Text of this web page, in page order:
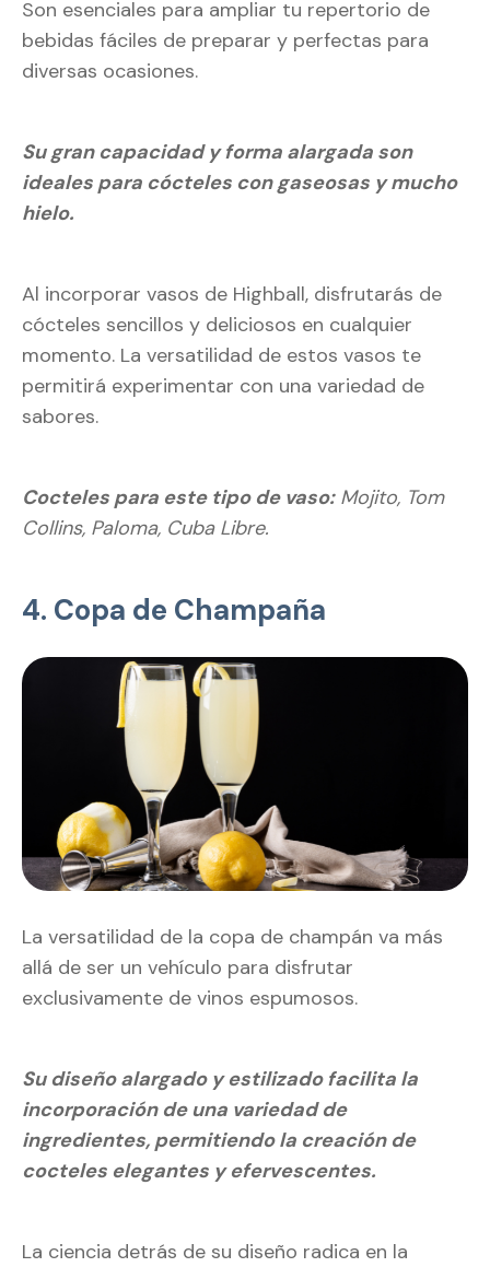
Son esenciales para ampliar tu repertorio de
bebidas fáciles de preparar y perfectas para
diversas ocasiones.
Su gran capacidad y forma alargada son
ideales para cócteles con gaseosas y mucho
hielo.
Al incorporar vasos de Highball, disfrutarás de
cócteles sencillos y deliciosos en cualquier
momento. La versatilidad de estos vasos te
permitirá experimentar con una variedad de
sabores.
Cocteles para este tipo de vaso: Mojito, Tom
Collins, Paloma, Cuba Libre.
4. Copa de Champaña
La versatilidad de la copa de champán va más
allá de ser un vehículo para disfrutar
exclusivamente de vinos espumosos.
Su diseño alargado y estilizado facilita la
incorporación de una variedad de
ingredientes, permitiendo la creación de
cocteles elegantes y efervescentes.
La ciencia detrás de su diseño radica en la